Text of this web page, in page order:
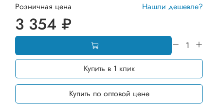
Розничная цена Нашли дешевле?
3 354 ₽
Купить в 1 клик
Купить по оптовой цене